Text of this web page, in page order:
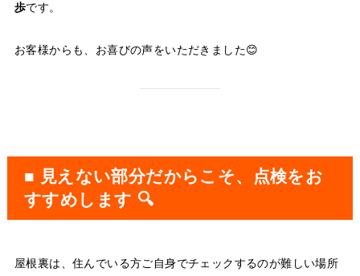
歩です。
お客様からも、お喜びの声をいただきました😊
■ 見えない部分だからこそ、点検をお
すすめします 🔍
屋根裏は、住んでいる方ご自身でチェックするのが難しい場所